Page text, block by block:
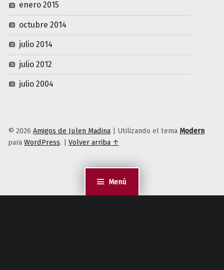
Menú
enero 2015
octubre 2014
julio 2014
julio 2012
julio 2004
© 2026 Amigos de Julen Madina | Utilizando el tema Modern
para WordPress. | Volver arriba ↑